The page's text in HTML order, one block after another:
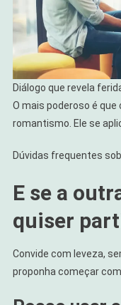
Diálogo que revela
O mais poderoso é que
romantismo. Ele se
Dúvidas frequentes
E se a
quiser
Convide com leveza,
proponha começar